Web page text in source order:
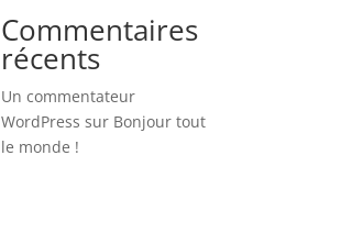
Commentaires
récents
Un commentateur
WordPress sur Bonjour tout
le monde !